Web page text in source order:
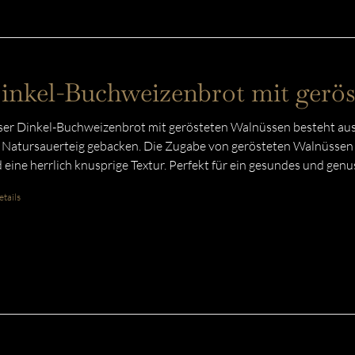
Buchweizenbrot mit
Dinkel-Buchweizenbrot mit gerösteten Walnüssen besteht
gebacken. Die Zugabe von gerösteten
eine herrlich knusprige Textur. Perfekt für ein gesundes und